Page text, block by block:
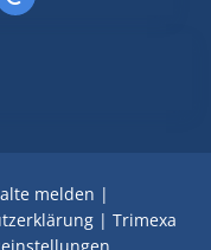
melden |
| Trimexa